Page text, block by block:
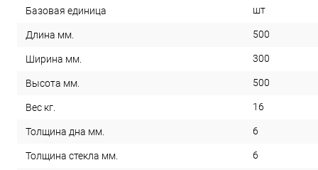
Базовая единица шт
Длина мм. 500
Ширина мм. 300
Высота мм. 500
Вес кг. 16
Толщина дна мм. 6
Толщина стекла мм. 6